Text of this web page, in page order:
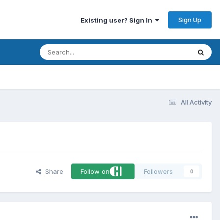
Existing user? Sign In Sign Up
All Activity
Share Follow on Followers 0